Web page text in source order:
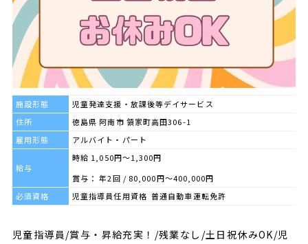
施設形態
児童発達支援・放課後等デイサービス
住所
徳島県 阿南市 領家町高田306-1
雇用形態
アルバイト・パート
給与
時給 1,050円～1,300円
賞与： 年2回 / 80,000円〜400,000円
必須資格
児童指導員任用資格 普通自動車運転免許
児童指導員/賞与・昇給充実！/残業なし/土日祝休みOK/児